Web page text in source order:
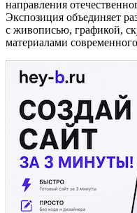
направления
Экспозиция объединяет
с живописью, графикой,
материалами